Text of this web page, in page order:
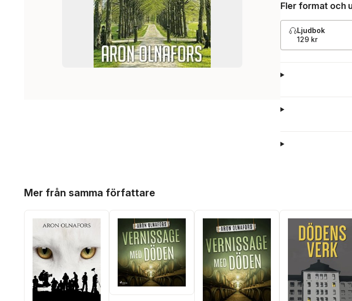
Fler format och
Ljudbok
129 kr
Mer från samma författare